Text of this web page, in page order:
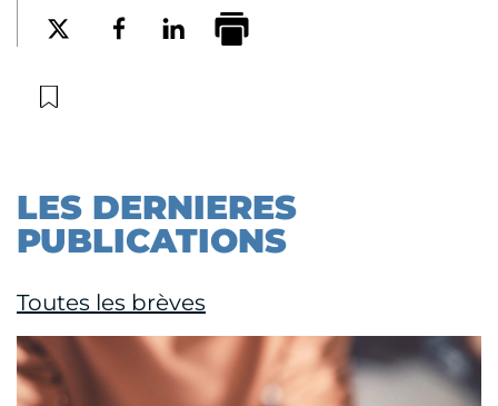
LES DERNIERES
PUBLICATIONS
Toutes les brèves